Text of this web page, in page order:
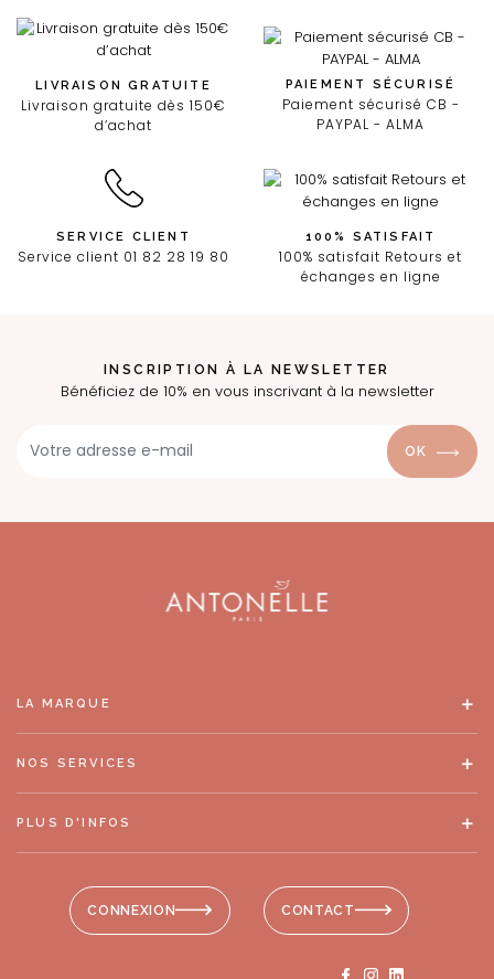
LIVRAISON GRATUITE
Livraison gratuite dès 150€
d’achat
PAIEMENT SÉCURISÉ
Paiement sécurisé CB -
PAYPAL - ALMA
SERVICE CLIENT
Service client 01 82 28 19 80
100% SATISFAIT
100% satisfait Retours et
échanges en ligne
INSCRIPTION À LA NEWSLETTER
Bénéficiez de 10% en vous inscrivant à la newsletter
OK
CONNEXION CONTACT
LA MARQUE
NOS SERVICES
PLUS D'INFOS